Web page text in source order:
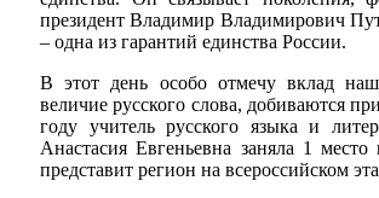
президент Владимир Владимирович
– одна из гарантий единства России.
В этот день особо отмечу вклад
величие русского слова, добиваются
году учитель русского языка и
Анастасия Евгеньевна заняла 1
представит регион на всероссийском